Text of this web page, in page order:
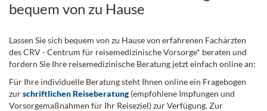
bequem von zu Hause
Lassen Sie sich bequem von zu Hause von erfahrenen Fachärzten
des CRV - Centrum für reisemedizinische Vorsorge* beraten und
fordern Sie Ihre reisemedizinische Beratung jetzt einfach online an:
Für Ihre individuelle Beratung steht Ihnen online ein Fragebogen
zurschriftlichen Reiseberatung(empfohlene Impfungen und
Vorsorgemaßnahmen für Ihr Reiseziel) zur Verfügung. Zur